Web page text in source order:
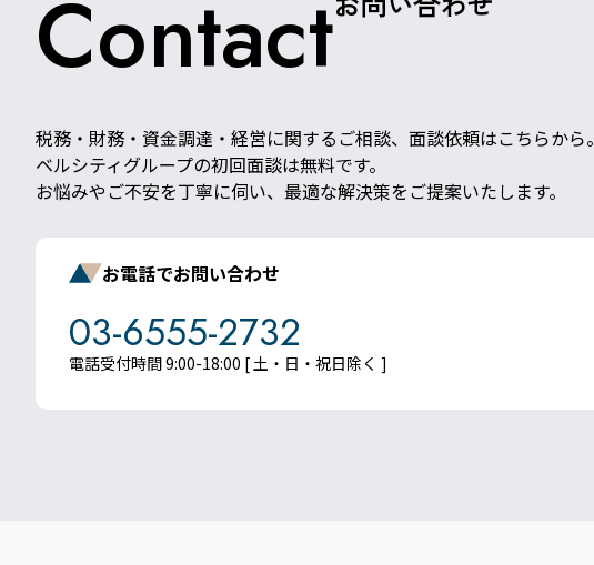
Contact
税務・財務・資金調達・経営に関するご相談、面談依頼はこちらから。
ベルシティグループの初回面談は無料です。
お悩みやご不安を丁寧に伺い、最適な解決策をご提案いたします。
お電話でお問い合わせ
03-6555-2732
電話受付時間 9:00-18:00 [ 土・日・祝日除く ]